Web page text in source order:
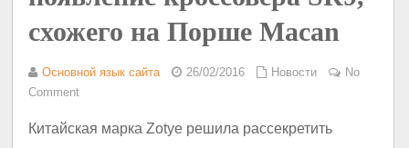
схожего на Порше Macan
Основной язык сайта 26/02/2016 Новости
No
Comment
Китайская марка Zotye решила рассекретить